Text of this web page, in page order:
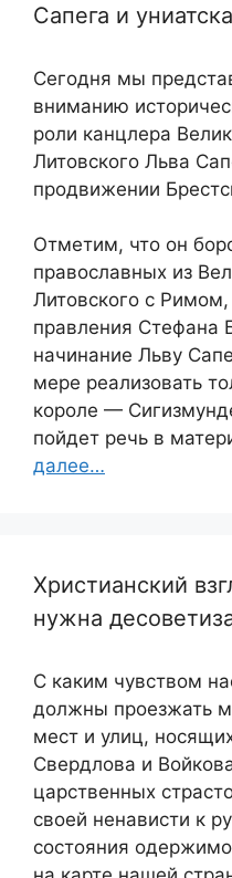
Сапега и
Сегодня мы
вниманию
роли канцлера
Литовского Льва
продвижении
Отметим, что он
православных из
Литовского с
правления Стефана
начинание Льву
мере реализовать
короле —
пойдет речь в
далее…
Христианский
нужна
С каким чувством
должны проезжать
мест и улиц,
Свердлова и
царственных
своей ненависти к
состояния